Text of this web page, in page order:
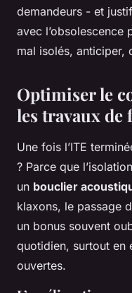
demandeurs - et
avec l’obsolescence
mal isolés, anticiper,
Optimiser le
les travaux de
Une fois l’ITE
? Parce que
un bouclier
klaxons, le passage
un bonus souvent
quotidien, surtout en
ouvertes.